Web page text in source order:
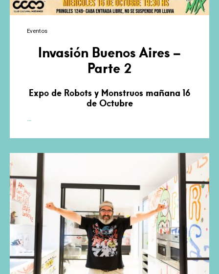
Eventos
Invasión Buenos Aires –
Parte 2
Expo de Robots y Monstruos mañana 16
de Octubre
…
Aires
–
Parte
2